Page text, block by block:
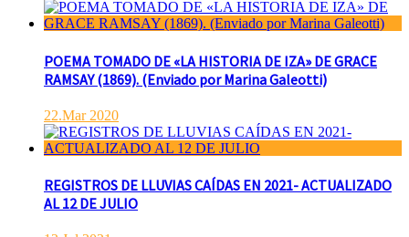
POEMA TOMADO DE «LA HISTORIA DE IZA» DE GRACE
RAMSAY (1869). (Enviado por Marina Galeotti)
22.Mar 2020
REGISTROS DE LLUVIAS CAÍDAS EN 2021- ACTUALIZADO
AL 12 DE JULIO